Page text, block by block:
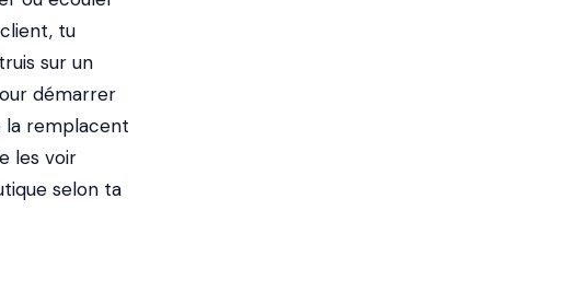
tu
sur un
démarrer
la remplacent
les voir
selon ta